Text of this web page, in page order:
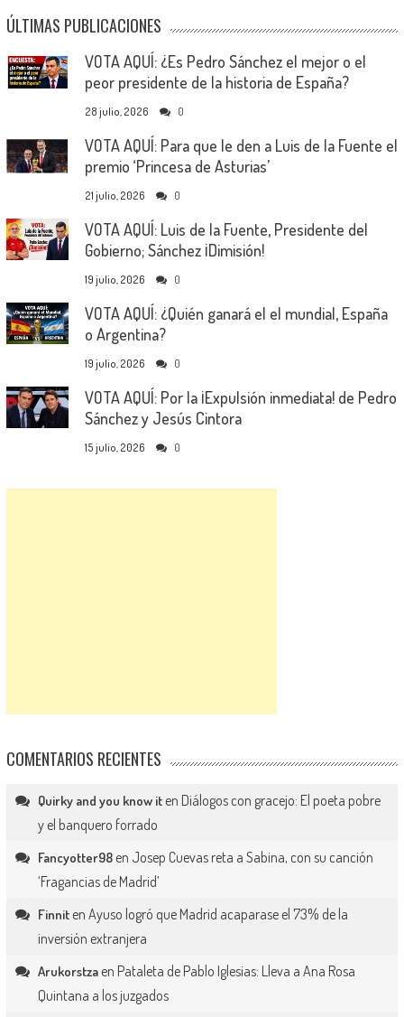
ÚLTIMAS PUBLICACIONES
VOTA AQUÍ: ¿Es Pedro Sánchez el mejor o el
peor presidente de la historia de España?
28 julio, 2026 0
VOTA AQUÍ: Para que le den a Luis de la Fuente el
premio ‘Princesa de Asturias’
21 julio, 2026 0
VOTA AQUÍ: Luis de la Fuente, Presidente del
Gobierno; Sánchez ¡Dimisión!
19 julio, 2026 0
VOTA AQUÍ: ¿Quién ganará el el mundial, España
o Argentina?
19 julio, 2026 0
VOTA AQUÍ: Por la ¡Expulsión inmediata! de Pedro
Sánchez y Jesús Cintora
15 julio, 2026 0
COMENTARIOS RECIENTES
Quirky and you know iten Diálogos con gracejo: El poeta pobre
y el banquero forrado
Fancyotter98en Josep Cuevas reta a Sabina, con su canción
‘Fragancias de Madrid’
Finniten Ayuso logró que Madrid acaparase el 73% de la
inversión extranjera
Arukorstzaen Pataleta de Pablo Iglesias: Lleva a Ana Rosa
Quintana a los juzgados